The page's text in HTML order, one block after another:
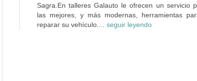
Sagra.En talleres Galauto le ofrecen un servicio
las mejores, y más modernas, herramientas
reparar su vehículo.... seguir leyendo